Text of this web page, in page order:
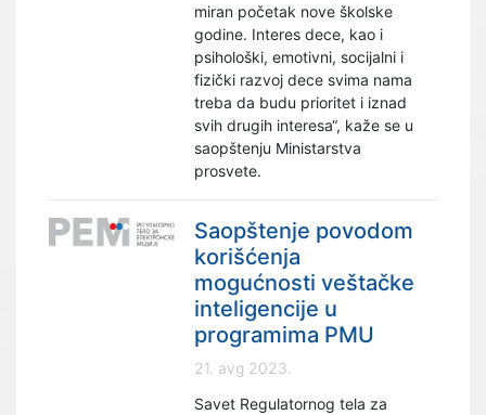
miran početak nove školske
godine. Interes dece, kao i
psihološki, emotivni, socijalni i
fizički razvoj dece svima nama
treba da budu prioritet i iznad
svih drugih interesa“, kaže se u
saopštenju Ministarstva
prosvete.
Saopštenje povodom
korišćenja
mogućnosti veštačke
inteligencije u
programima PMU
21. avg 2023.
Savet Regulatornog tela za